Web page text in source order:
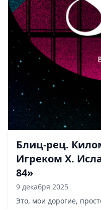
Блиц-рец.
Игреком Х.
84»
9 декабря 2025
Это, мои дорогие,